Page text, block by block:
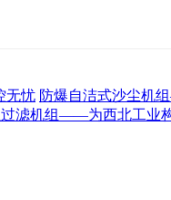
无忧 防爆自洁式沙尘机
滤机组——为西北工业